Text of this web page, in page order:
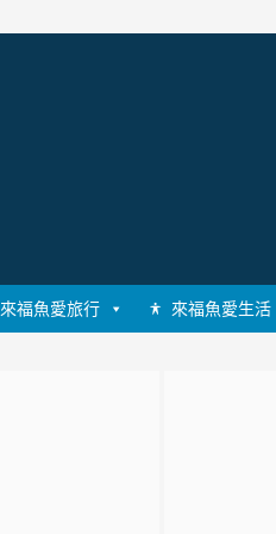
來福魚愛旅行 來福魚愛生活